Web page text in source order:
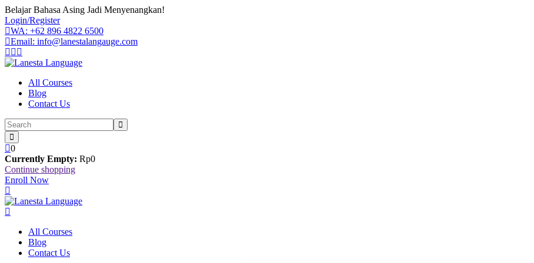
Skip
to
content
Belajar Bahasa Asing Jadi Menyenangkan!
Login/Register
WA: +62 896 4822 6500
Email: info@lanestalangauge.com
All Courses
Blog
Contact Us
0
Currently Empty: Rp0
Continue shopping
Enroll Now
All Courses
Blog
Contact Us